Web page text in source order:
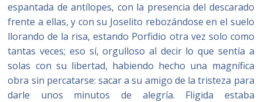
espantada de antílopes, con la presencia del descarado
frente a ellas, y con su Joselito rebozándose en el suelo
llorando de la risa, estando Porfidio otra vez solo como
tantas veces; eso sí, orgulloso al decir lo que sentía a
solas con su libertad, habiendo hecho una magnífica
obra sin percatarse: sacar a su amigo de la tristeza para
darle unos minutos de alegría. Fligida estaba